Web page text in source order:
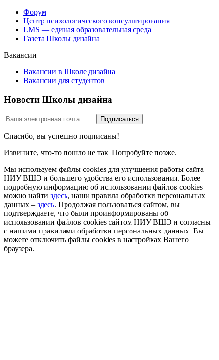
Форум
Центр психологического консультирования
LMS — единая образовательная среда
Газета Школы дизайна
Вакансии
Вакансии в Школе дизайна
Вакансии для студентов
Новости Школы дизайна
Спасибо, вы успешно подписаны!
Извините, что-то пошло не так. Попробуйте позже.
Мы используем файлы cookies для улучшения работы сайта
НИУ ВШЭ и большего удобства его использования. Более
подробную информацию об использовании файлов cookies
можно найти здесь, наши правила обработки персональных
данных – здесь. Продолжая пользоваться сайтом, вы
подтверждаете, что были проинформированы об
использовании файлов cookies сайтом НИУ ВШЭ и согласны
с нашими правилами обработки персональных данных. Вы
можете отключить файлы cookies в настройках Вашего
браузера.